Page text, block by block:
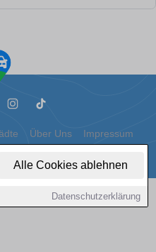
Alle Cookies ablehnen
Datenschutzerklärung
Über Uns Impressum
Cookies
GmbH | Content by: 1a-sites-autos